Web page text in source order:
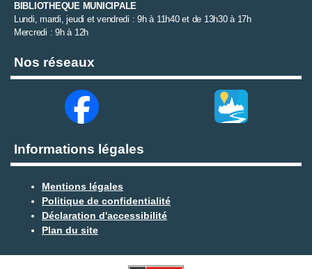
BIBLIOTHEQUE MUNICIPALE
Lundi, mardi, jeudi et vendredi : 9h à 11h40 et de 13h30 à 17h
Mercredi : 9h à 12h
Nos réseaux
Informations légales
Mentions légales
Politique de confidentialité
Déclaration d'accessibilité
Plan du site